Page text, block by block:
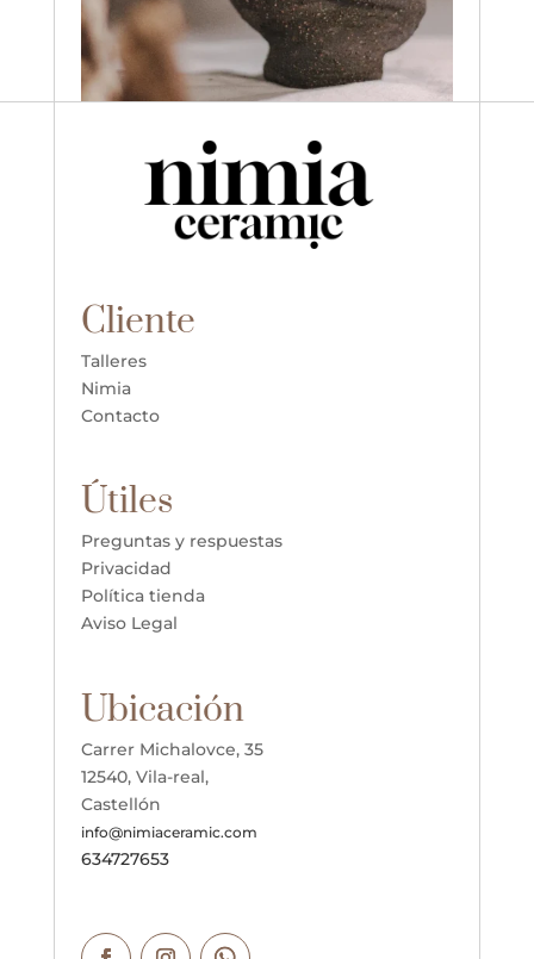
Cliente
Talleres
Nimia
Contacto
Útiles
Preguntas y respuestas
Privacidad
Política tienda
Aviso Legal
Ubicación
Carrer Michalovce, 35
12540, Vila-real,
Castellón
info@nimiaceramic.com
634727653